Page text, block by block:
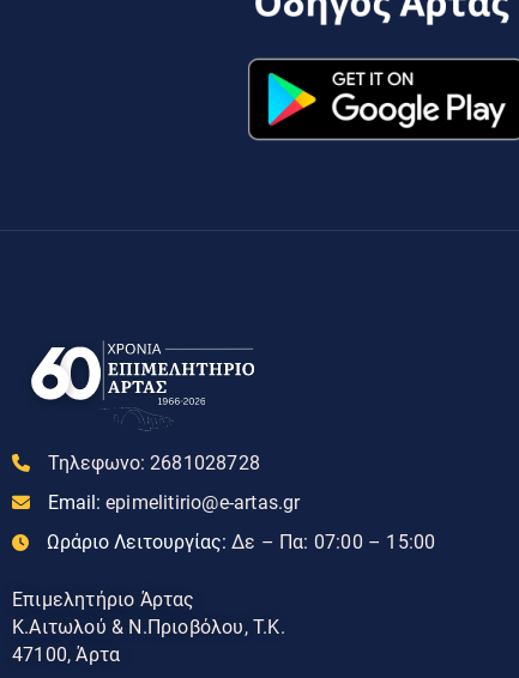
Τηλεφωνο: 2681028728
Email: epimelitirio@e-artas.gr
Ωράριο Λειτουργίας: Δε – Πα: 07:00 – 15:00
Επιμελητήριο Άρτας
Κ.Αιτωλού & Ν.Πριοβόλου, Τ.Κ.
47100, Άρτα